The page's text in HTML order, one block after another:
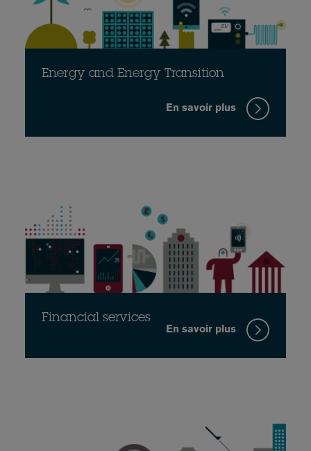
Energy and Energy Transition
En savoir plus
Financial services
En savoir plus